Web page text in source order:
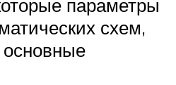
параметры
схем,